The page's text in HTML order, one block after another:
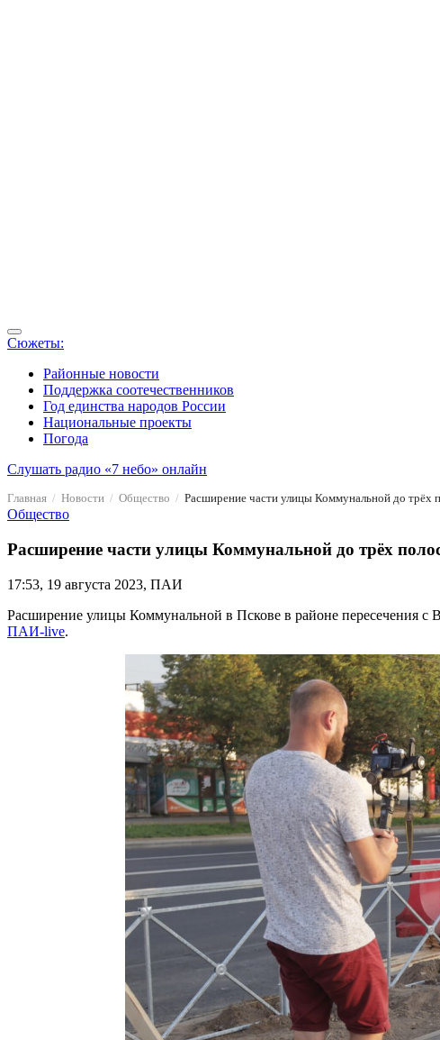
Сюжеты:
Районные новости
Поддержка соотечественников
Год единства народов России
Национальные проекты
Погода
Слушать радио «7 небо» онлайн
Главная Новости Общество Расширение части улицы Коммунальной до трёх
Общество
Расширение части улицы Коммунальной до трёх
17:53, 19 августа 2023, ПАИ
Расширение улицы Коммунальной в Пскове в районе пересечения с
ПАИ-live.